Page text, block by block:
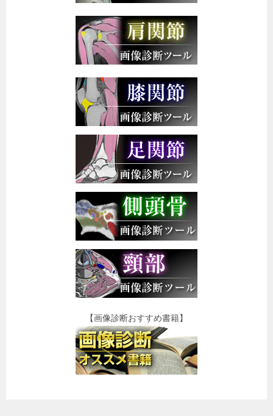
【画像診断おすすめ書籍】